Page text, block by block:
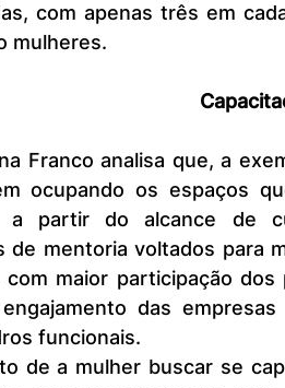
com apenas três em
mulheres.
ocupando os espaços
a partir do alcance de
de mentoria voltados para
com maior participação
das
funcionais.